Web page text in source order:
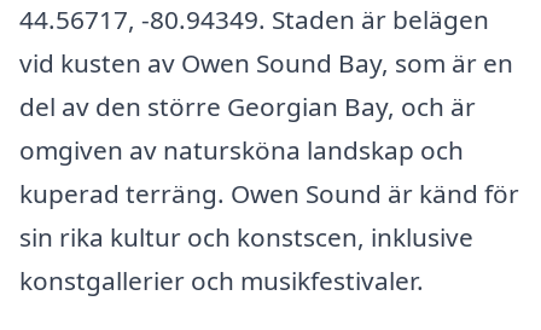
44.56717, -80.94349. Staden är belägen
vid kusten av Owen Sound Bay, som är en
del av den större Georgian Bay, och är
omgiven av natursköna landskap och
kuperad terräng. Owen Sound är känd för
sin rika kultur och konstscen, inklusive
konstgallerier och musikfestivaler.